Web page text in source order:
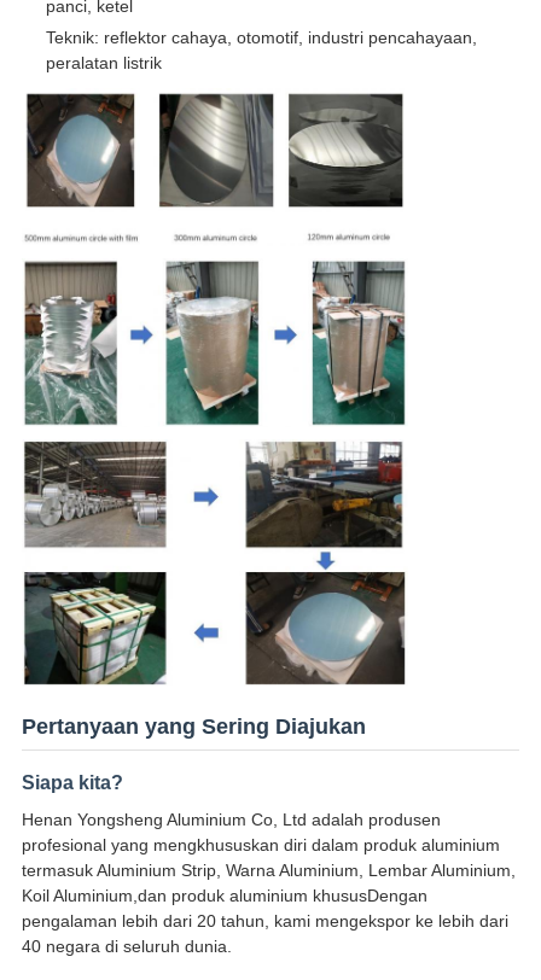
panci, ketel
Teknik: reflektor cahaya, otomotif, industri pencahayaan,
peralatan listrik
Pertanyaan yang Sering Diajukan
Siapa kita?
Henan Yongsheng Aluminium Co, Ltd adalah produsen
profesional yang mengkhususkan diri dalam produk aluminium
termasuk Aluminium Strip, Warna Aluminium, Lembar Aluminium,
Koil Aluminium,dan produk aluminium khususDengan
pengalaman lebih dari 20 tahun, kami mengekspor ke lebih dari
40 negara di seluruh dunia.